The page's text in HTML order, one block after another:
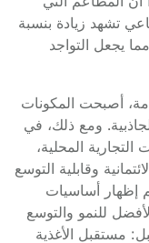
تشهد زيادة بنسبة
يجعل التواجد
أصبحت المكونات
ومع ذلك، في
المحلية،
وقابلية التوسع
إظهار أساسيات
للنمو والتوسع
مستقبل الأغذية